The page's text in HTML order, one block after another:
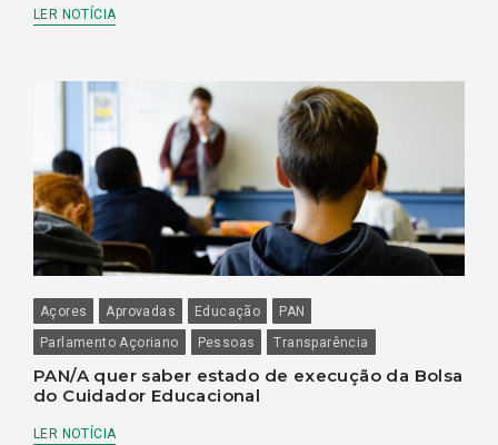
LER NOTÍCIA
Açores Aprovadas Educação
PAN
Parlamento Açoriano
Pessoas Transparência
PAN/A quer saber estado de execução da Bolsa
do Cuidador Educacional
LER NOTÍCIA